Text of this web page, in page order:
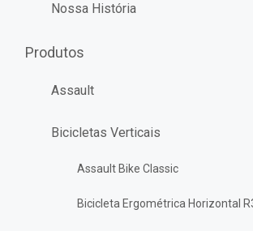
Nossa História
Produtos
Assault
Bicicletas Verticais
Assault Bike Classic
Bicicleta Ergométrica Horizontal